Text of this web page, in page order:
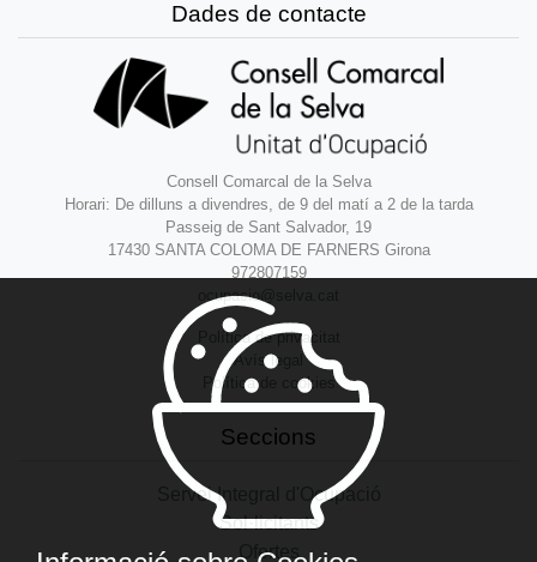
Dades de contacte
Consell Comarcal de la Selva
Horari: De dilluns a divendres, de 9 del matí a 2 de la tarda
Passeig de Sant Salvador, 19
17430 SANTA COLOMA DE FARNERS Girona
972807159
ocupacio@selva.cat
Política de privacitat
Avís legal
Política de cookies
Seccions
Servei Integral d'Ocupació
Sol·licitants
Ofertes